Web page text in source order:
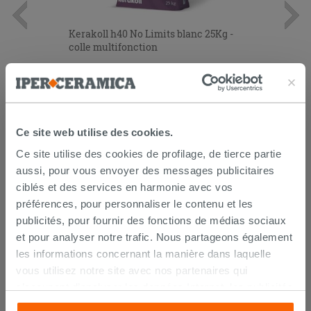
Ce site web utilise des cookies.
Ce site utilise des cookies de profilage, de tierce partie
aussi, pour vous envoyer des messages publicitaires
ciblés et des services en harmonie avec vos
préférences, pour personnaliser le contenu et les
publicités, pour fournir des fonctions de médias sociaux
et pour analyser notre trafic. Nous partageons également
les informations concernant la manière dans laquelle
vous utilisez notre site avec nos partenaires qui
et les réseaux sociaux. Lesdits partenaires pourraient
Kerakoll h40 No Limits blanc 25Kg -
colle multifonction
26,99 € /PC
LIVRAISON GARANTIE